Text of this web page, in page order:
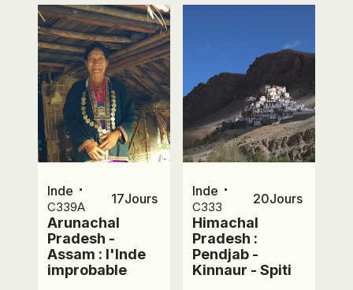
Inde ⋅
C339A
17Jours
Arunachal
Pradesh -
Assam : l'Inde
improbable
Inde ⋅
C333
20Jours
Himachal
Pradesh :
Pendjab -
Kinnaur - Spiti